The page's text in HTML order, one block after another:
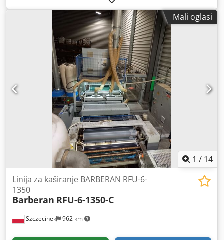
gornji sloj kako bi se sačuvao kemijski integritet preostalog
ljepila. • Sustav brtvljenja : Hermetički zatvoren dizajn s
namjenskim brtvama za sprječavanje ulaska zraka/vlage. •
Pumpa : Integrirana zupčasta pumpa osigurava konstantan
protok ljepila bez pulsiranja do glave za nanošenje. •
Funkcija : Održava radnu temperaturu ljepila između
približno 120–150 °C tijekom prijenosa iz tališta u glavu za
rezanje utora. • Duljina : 4,5 metara. • Tehničke značajke :
Unutarnja jezgra izrađena od PTFE-a (teflona), otporna na
visoki tlak i PUR. Uključuje ujednačeni električni grijaći
element za sprječavanje hladnih točaka, visokoučinkovitu
toplinsku izolaciju, integrirani termoelement i kontrolu
temperature putem PLC-a stroja.
mm, radna visina: 1200 mm, podešavanje radne visine:
+/-20 mm, promjer valjaka za nanošenje, doziranje i
zaglađivanje: 248 mm, snaga grijaćeg uloška: 2x9,6 kW,
maks. temperatura valjanja: 165°C, raspon debljine
obratka: 6 mm-80 mm, uključujući sustav za taljenje
bubnja SM-Klebetechnik GX75. Dokumentacija dostupna.
Moguć je pregled na licu mjesta. Dedpfjwg Ez Tex Anmock
Mali oglasi
1 / 14
Szczecinek 962 km
Linija za kaširanje BARBERAN RFU-6-
1350
Barberan RFU-6-1350-C